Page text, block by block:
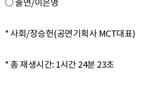
○ 출연/이은영
* 사회/장승헌(공연기획사 MCT대표)